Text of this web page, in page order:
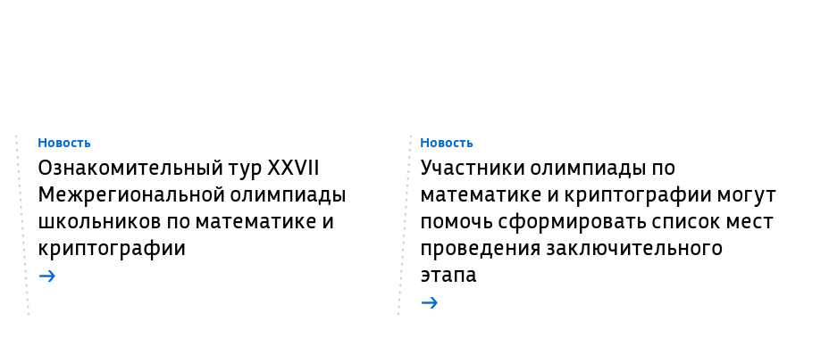
Новость
Ознакомительный тур XXVII
Межрегиональной олимпиады
школьников по математике и
криптографии
→
Новость
Участники олимпиады по
математике и криптографии могут
помочь сформировать список мест
проведения заключительного
этапа
→